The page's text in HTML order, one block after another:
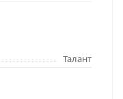
Талант